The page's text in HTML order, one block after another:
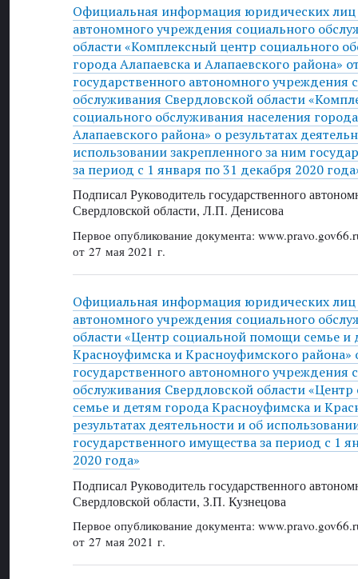
Официальная информация юридических лиц
автономного учреждения социального
области «Комплексный центр социального
города Алапаевска и Алапаевского района»
государственного автономного учреждения
обслуживания Свердловской области
социального обслуживания населения
Алапаевского района» о результатах
использовании закрепленного за ним
за период с 1 января по 31 декабря 2020
Подписал Руководитель государственного
Свердловской области, Л.П. Денисова
Первое опубликование документа:
от 27 мая 2021 г.
Официальная информация юридических лиц
автономного учреждения социального
области «Центр социальной помощи семье и
Красноуфимска и Красноуфимского района»
государственного автономного учреждения
обслуживания Свердловской области
семье и детям города Красноуфимска и
результатах деятельности и об
государственного имущества за период с 1
2020 года»
Подписал Руководитель государственного
Свердловской области, З.П. Кузнецова
Первое опубликование документа:
от 27 мая 2021 г.